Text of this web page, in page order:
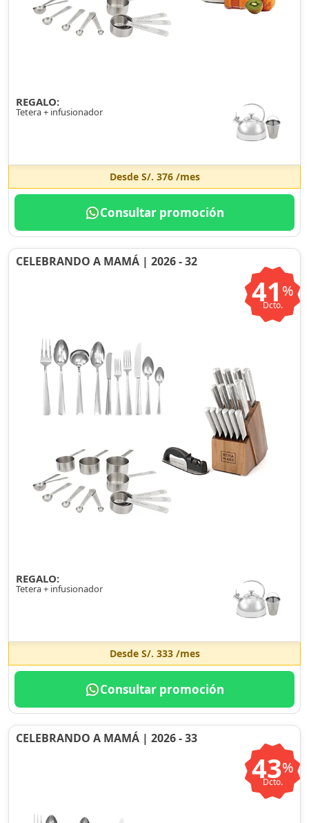
REGALO:
Tetera + infusionador
Desde S/. 376/mes
Consultar promoción
CELEBRANDO A MAMÁ | 2026 - 32
41 %
Dcto.
REGALO:
Tetera + infusionador
Desde S/. 333/mes
Consultar promoción
CELEBRANDO A MAMÁ | 2026 - 33
43%
Dcto.